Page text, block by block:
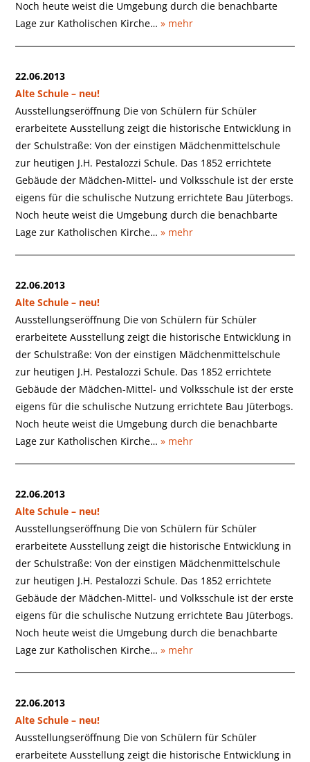
Noch heute weist die Umgebung durch die benachbarte
Lage zur Katholischen Kirche…» mehr
22.06.2013
Alte Schule – neu!
Ausstellungseröffnung Die von Schülern für Schüler
erarbeitete Ausstellung zeigt die historische Entwicklung in
der Schulstraße: Von der einstigen Mädchenmittelschule
zur heutigen J.H. Pestalozzi Schule. Das 1852 errichtete
Gebäude der Mädchen-Mittel- und Volksschule ist der erste
eigens für die schulische Nutzung errichtete Bau Jüterbogs.
Noch heute weist die Umgebung durch die benachbarte
Lage zur Katholischen Kirche…» mehr
22.06.2013
Alte Schule – neu!
Ausstellungseröffnung Die von Schülern für Schüler
erarbeitete Ausstellung zeigt die historische Entwicklung in
der Schulstraße: Von der einstigen Mädchenmittelschule
zur heutigen J.H. Pestalozzi Schule. Das 1852 errichtete
Gebäude der Mädchen-Mittel- und Volksschule ist der erste
eigens für die schulische Nutzung errichtete Bau Jüterbogs.
Noch heute weist die Umgebung durch die benachbarte
Lage zur Katholischen Kirche…» mehr
22.06.2013
Alte Schule – neu!
Ausstellungseröffnung Die von Schülern für Schüler
erarbeitete Ausstellung zeigt die historische Entwicklung in
der Schulstraße: Von der einstigen Mädchenmittelschule
zur heutigen J.H. Pestalozzi Schule. Das 1852 errichtete
Gebäude der Mädchen-Mittel- und Volksschule ist der erste
eigens für die schulische Nutzung errichtete Bau Jüterbogs.
Noch heute weist die Umgebung durch die benachbarte
Lage zur Katholischen Kirche…» mehr
22.06.2013
Alte Schule – neu!
Ausstellungseröffnung Die von Schülern für Schüler
erarbeitete Ausstellung zeigt die historische Entwicklung in